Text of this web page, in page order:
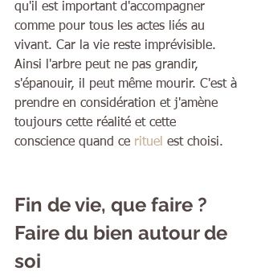
qu'il est important d'accompagner
comme pour tous les actes liés au
vivant. Car la vie reste imprévisible.
Ainsi l'arbre peut ne pas grandir,
s'épanouir, il peut même mourir. C'est à
prendre en considération et j'amène
toujours cette réalité et cette
conscience quand ce rituel est choisi.
Fin de vie, que faire ?
Faire du bien autour de
soi